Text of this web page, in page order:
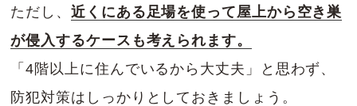
ただし、近くにある足場を使って屋上から空き巣
が侵入するケースも考えられます。
「4階以上に住んでいるから大丈夫」と思わず、
防犯対策はしっかりとしておきましょう。